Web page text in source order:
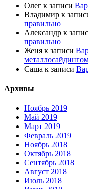
Олег к записи
Владимир к
правильно
Александр к
правильно
Женя к записи
Саша к записи
Архивы
Ноябрь 2019
Май 2019
Март 2019
Февраль 2019
Ноябрь 2018
Октябрь 2018
Сентябрь 2018
Август 2018
Июль 2018